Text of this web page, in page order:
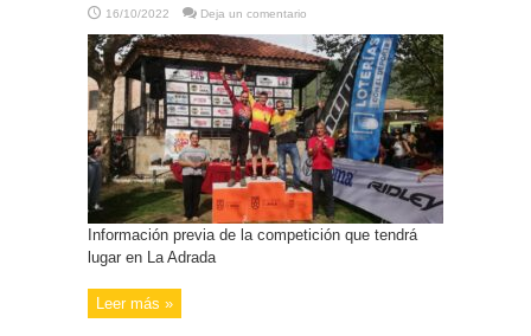
16/10/2022 Deja un comentario
Información previa de la competición que tendrá
lugar en La Adrada
Leer más »